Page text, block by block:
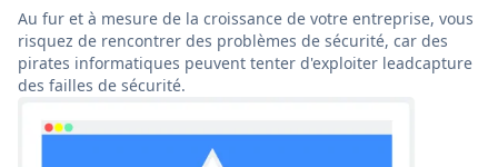
Au fur et à mesure de la croissance de votre entreprise, vous
risquez de rencontrer des problèmes de sécurité, car des
pirates informatiques peuvent tenter d'exploiter leadcapture
des failles de sécurité.